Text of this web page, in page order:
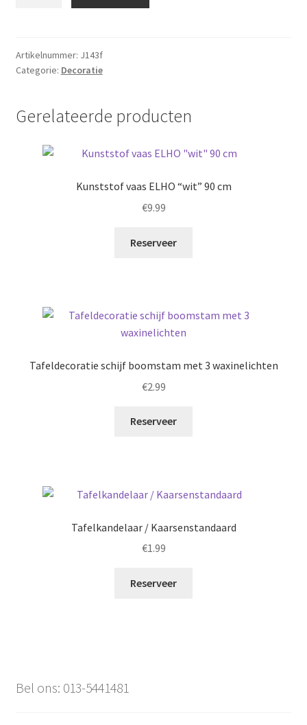
kisten
aantal
Artikelnummer: J143f
Categorie: Decoratie
Gerelateerde producten
Kunststof vaas ELHO “wit” 90 cm
€9.99
Reserveer
Tafeldecoratie schijf boomstam met 3 waxinelichten
€2.99
Reserveer
Tafelkandelaar / Kaarsenstandaard
€1.99
Reserveer
Bel ons: 013-5441481